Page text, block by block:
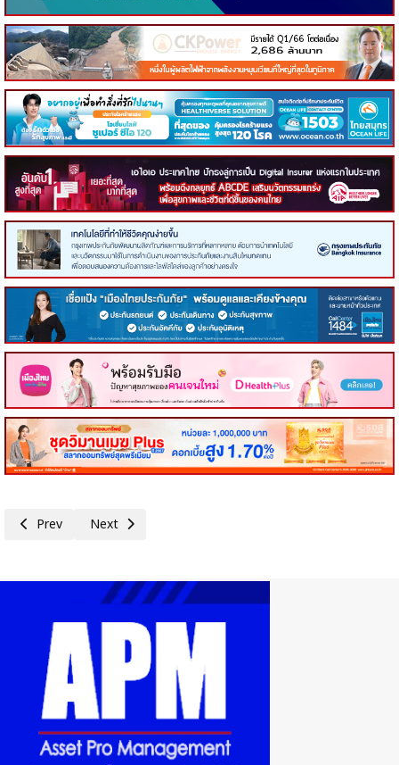
Previous article: ขอความเห็นชอบต่อร่างบันทึกความเข้าใจระหว่างรัฐบาลแห่
Prev Next article: การขอความเห็นชอบต่อร่างข้อตกลงขั้นตอนระห
Next